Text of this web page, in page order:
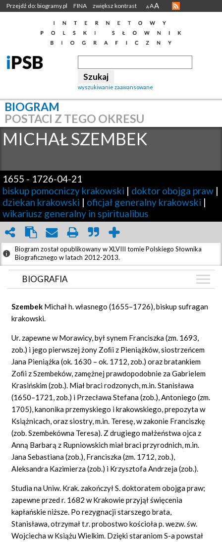
Przejdź do: biogramy.pl FINA zwiększ kontrast A AA
wyszukiwanie zaawansowane
BIOGRAM
POSTACI Z TEGO OKRESU
MICHAŁSZEMBEK
1655 - 1726-04-21
biskup pomocniczy krakowski | doktor obojga praw |
dziekan krakowski | oficjał generalny krakowski |
wikariusz generalny in spiritualibus
Biogram został opublikowany w XLVIII tomie Polskiego Słownika
Biograficznego w latach 2012-2013.
BIOGRAFIA
GRAF POWIĄZAŃ
DYSKUSJA
Mapa
Szembek Michał h. własnego (1655–1726), biskup sufragan
krakowski.
Ur. zapewne w Morawicy, był synem Franciszka (zm. 1693,
zob.) i jego pierwszej żony Zoﬁi z Pieniążków, siostrzeńcem
Jana Pieniążka (ok. 1630 – ok. 1712, zob.) oraz bratankiem
Zoﬁi z Szembeków, zamężnej prawdopodobnie za Gabrielem
Krasińskim (zob.). Miał braci rodzonych, m.in. Stanisława
(1650–1721, zob.) i Przecława Stefana (zob.), Antoniego (zm.
1705), kanonika przemyskiego i krakowskiego, prepozyta w
Książnicach, oraz siostry, m.in. Teresę, w zakonie Franciszkę
(zob. Szembekówna Teresa). Z drugiego małżeństwa ojca z
Anną Barbarą z Rupniowskich miał braci przyrodnich, m.in.
Jana Sebastiana (zob.), Franciszka (zm. 1712, zob.),
Aleksandra Kazimierza (zob.) i Krzysztofa Andrzeja (zob.).
Studia na Uniw. Krak. zakończył S. doktoratem obojga praw;
zapewne przed r. 1682 w Krakowie przyjął święcenia
kapłańskie niższe. Po rezygnacji starszego brata,
Stanisława, otrzymał t.r. probostwo kościoła p. wezw. św.
Wojciecha w Książu Wielkim. Dzięki staraniom S-a powstał